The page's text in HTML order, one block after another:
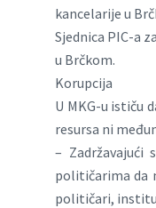
kancelarije u
Sjednica PIC-a
u Brčkom.
Korupcija
U MKG-u ističu
resursa ni
– Zadržavajući
političarima da
političari,